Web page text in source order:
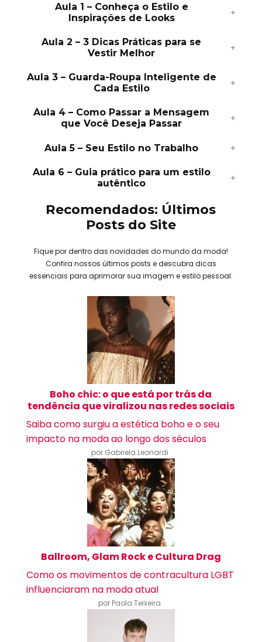
Aula 1 – Conheça o Estilo e
Inspirações de Looks
Aula 2 – 3 Dicas Práticas para se
Vestir Melhor
Aula 3 – Guarda-Roupa Inteligente de
Cada Estilo
Aula 4 – Como Passar a Mensagem
que Você Deseja Passar
Aula 5 – Seu Estilo no Trabalho
Aula 6 – Guia prático para um estilo
autêntico
Recomendados: Últimos
Posts do Site
Fique por dentro das novidades do mundo da moda!
Confira nossos últimos posts e descubra dicas
essenciais para aprimorar sua imagem e estilo pessoal.
Boho chic: o que está por trás da
tendência que viralizou nas redes sociais
Saiba como surgiu a estética boho e o seu
impacto na moda ao longo dos séculos
por Gabriela Leonardi
Ballroom, Glam Rock e Cultura Drag
Como os movimentos de contracultura LGBT
influenciaram na moda atual
por Paola Teixeira